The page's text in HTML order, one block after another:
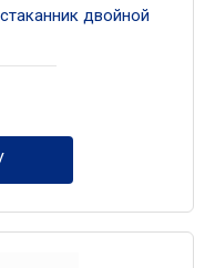
двойной